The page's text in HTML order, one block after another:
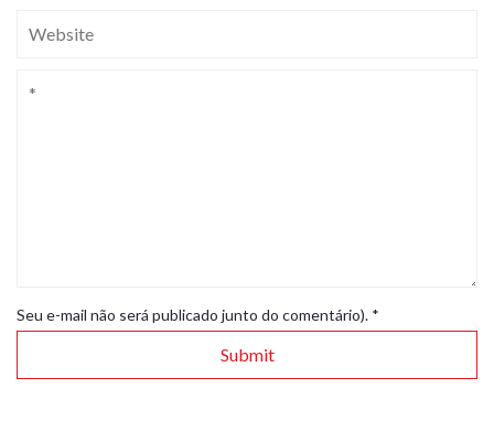
Seu e-mail não será publicado junto do comentário). *